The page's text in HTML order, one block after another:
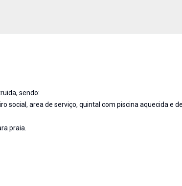
sendo:
social, area de serviço, quintal com piscina aquecida e
praia.